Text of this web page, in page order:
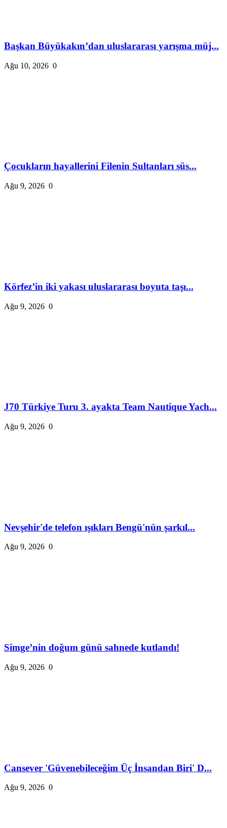
Başkan Büyükakın’dan uluslararası yarışma müj...
Ağu 10, 2026 0
Çocukların hayallerini Filenin Sultanları süs...
Ağu 9, 2026 0
Körfez’in iki yakası uluslararası boyuta taşı...
Ağu 9, 2026 0
J70 Türkiye Turu 3. ayakta Team Nautique Yach...
Ağu 9, 2026 0
Nevşehir'de telefon ışıkları Bengü'nün şarkıl...
Ağu 9, 2026 0
Simge’nin doğum günü sahnede kutlandı!
Ağu 9, 2026 0
Cansever 'Güvenebileceğim Üç İnsandan Biri' D...
Ağu 9, 2026 0